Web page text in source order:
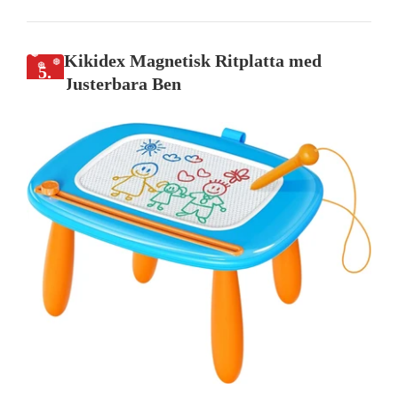
5.
Kikidex Magnetisk Ritplatta med
Justerbara Ben